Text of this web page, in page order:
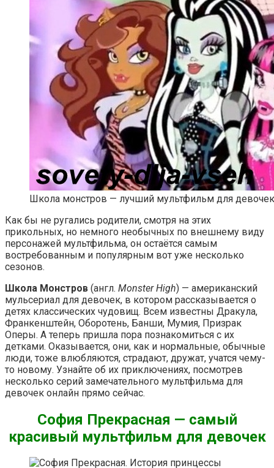
Школа монстров — лучший мультфильм для девочек
Как бы не ругались родители, смотря на этих
прикольных, но немного необычных по внешнему виду
персонажей мультфильма, он остаётся самым
востребованным и популярным вот уже несколько
сезонов.
Школа Монстров (англ. Monster High) — американский
мульсериал для девочек, в котором рассказывается о
детях классических чудовищ. Всем известны Дракула,
Франкенштейн, Оборотень, Банши, Мумия, Призрак
Оперы. А теперь пришла пора познакомиться с их
детками. Оказывается, они, как и нормальные, обычные
люди, тоже влюбляются, страдают, дружат, учатся чему-
то новому. Узнайте об их приключениях, посмотрев
несколько серий замечательного мультфильма для
девочек онлайн прямо сейчас.
София Прекрасная — самый
красивый мультфильм для девочек